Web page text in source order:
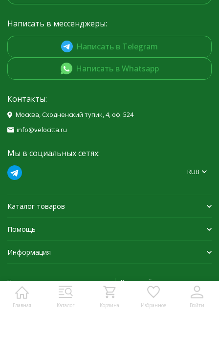
Главная Каталог Корзина Избранное Войти
Написать в мессенджеры:
Написать в Telegram
Написать в Whatsapp
Контакты:
Москва, Сходненский тупик, 4, оф. 524
info@velocitta.ru
Мы в социальных сетях:
RUB
Каталог товаров
Помощь
Информация
Политика персональных данных Карта сайта